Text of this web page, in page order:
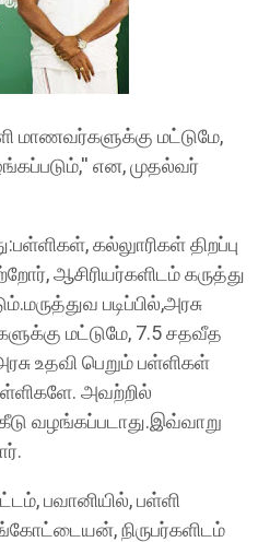
மாணவர்களுக்கு மட்டுமே,
என, முதல்வர்
கல்லுாரிகள் திறப்பு
ஆசிரியர்களிடம் கருத்து
படிப்பில்,அரசு
மட்டுமே, 7.5 சதவீத
உதவி பெறும் பள்ளிகள்
அவற்றில்
வழங்கப்படாது.இவ்வாறு
பவானியில், பள்ளி
நிருபர்களிடம்